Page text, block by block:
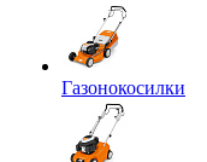
Газонокосилки